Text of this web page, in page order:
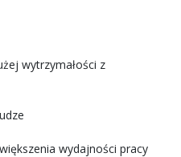
wytrzymałości z
wydajności pracy